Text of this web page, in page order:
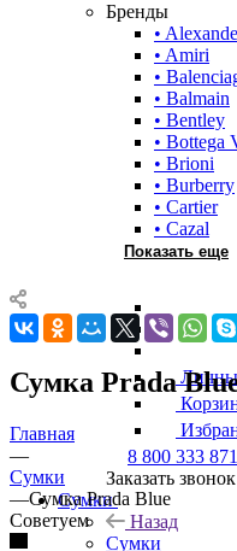
Бренды
•
• Amiri
•
• Balmain
• Bentley
• Bottega
• Brioni
• Burberry
• Cartier
• Cazal
Показать еще
8 800 333
Заказать звонок
Сумки
Назад
Сумки
Сумка Prada
Главная
—
Сумки
—Сумка Prada Blue
Советуем